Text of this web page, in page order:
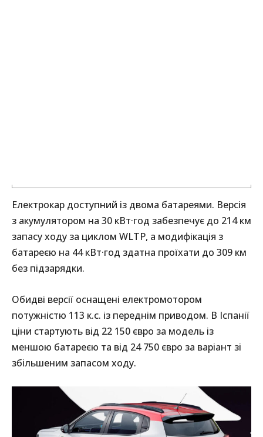
Електрокар доступний із двома батареями. Версія
з акумулятором на 30 кВт·год забезпечує до 214 км
запасу ходу за циклом WLTP, а модифікація з
батареєю на 44 кВт·год здатна проїхати до 309 км
без підзарядки.
Обидві версії оснащені електромотором
потужністю 113 к.с. із переднім приводом. В Іспанії
ціни стартують від 22 150 євро за модель із
меншою батареєю та від 24 750 євро за варіант зі
збільшеним запасом ходу.